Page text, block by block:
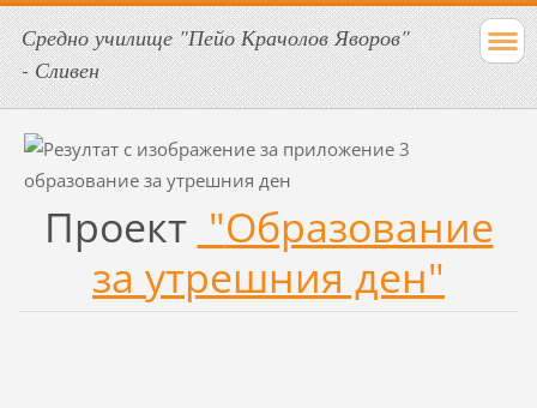
Средно училище "Пейо Крачолов Яворов"
- Сливен
Проект "Образование
за утрешния ден"